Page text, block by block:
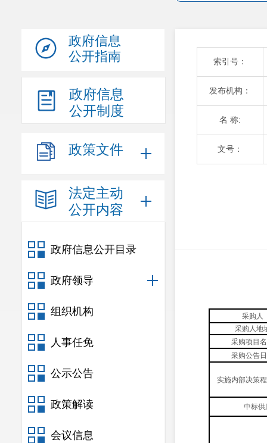
政府信息
公开指南
政府信息
公开制度
政策文件
法定主动
公开内容
政府信息公开目录
政府领导
组织机构
人事任免
公示公告
政策解读
会议信息
索引号：
发布机构：
名 称:
文号：
采购人
采购人地
采购项目
采购公告
实施内部决策
中标供